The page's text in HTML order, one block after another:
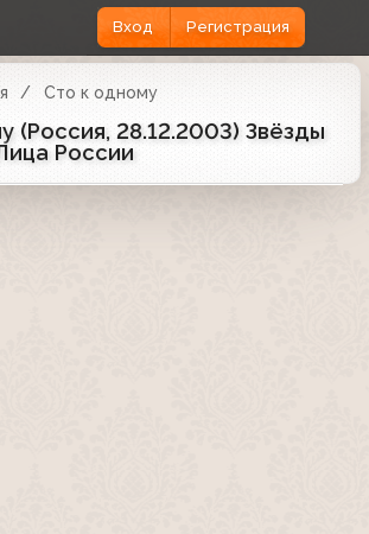
Вход Регистрация
Сто к одному
(Россия, 28.12.2003) Звёзды
России